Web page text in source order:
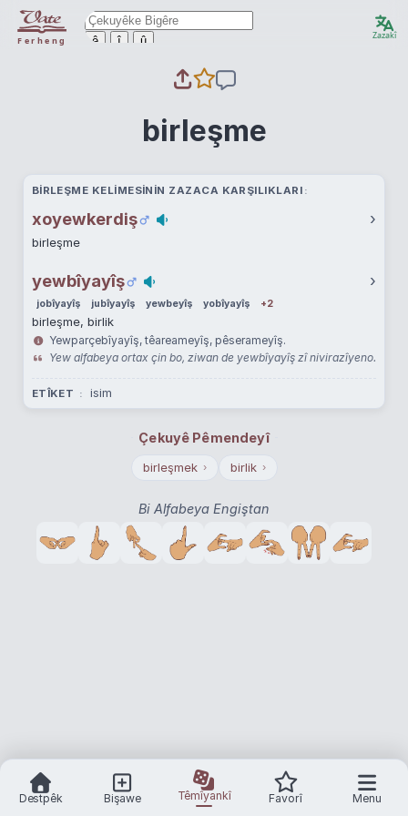
Ferheng ê î û Zazakî
birleşme
BIRLEŞME KELIMESININ ZAZACA KARŞILIKLARI
xoyewkerdiş ›
birleşme
yewbîyayîş ›
jobîyayîş jubîyayîş yewbeyîş yobîyayîş +2
birleşme, birlik
Yewparçebîyayîş, têareameyîş, pêserameyîş.
Yew alfabeya ortax çin bo, ziwan de yewbîyayîş zî nivirazîyeno.
ETÎKET isim
Çekuyê Pêmendeyî
birleşmek › birlik ›
Bi Alfabeya Engiştan
Destpêk Bişawe Têmîyankî Favorî Menu